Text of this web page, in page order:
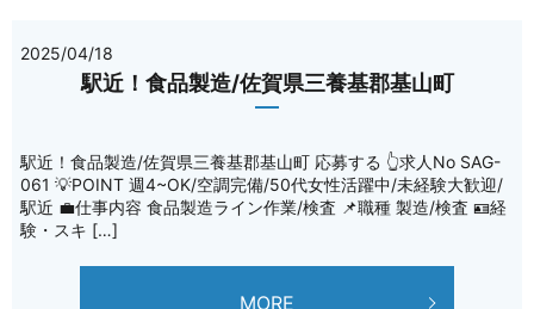
2025/04/18
駅近！食品製造/佐賀県三養基郡基山町
駅近！食品製造/佐賀県三養基郡基山町 応募する 👆求人No SAG-
061 💡POINT 週4~OK/空調完備/50代女性活躍中/未経験大歓迎/
駅近 💼仕事内容 食品製造ライン作業/検査 📌職種 製造/検査 🪪経
験・スキ […]
MORE